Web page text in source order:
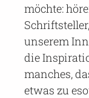
möchte:
unserem
die
manches,
etwas zu